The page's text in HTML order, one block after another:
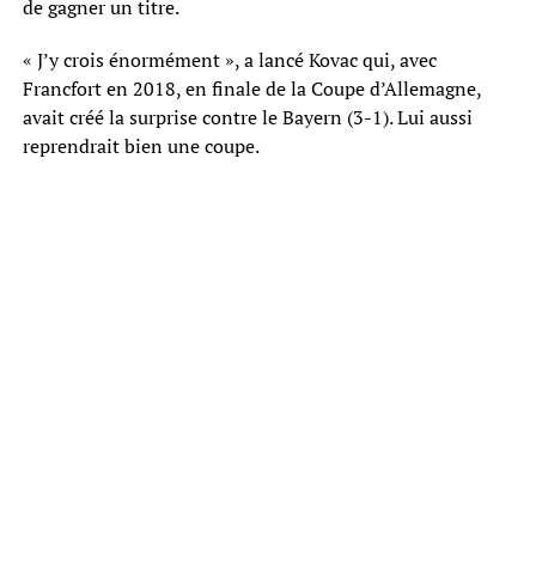
de gagner un titre.
« J’y crois énormément », a lancé Kovac qui, avec
Francfort en 2018, en finale de la Coupe d’Allemagne,
avait créé la surprise contre le Bayern (3-1). Lui aussi
reprendrait bien une coupe.